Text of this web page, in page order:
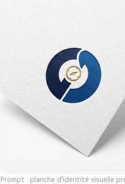
Prompt : planche d'identité visuelle